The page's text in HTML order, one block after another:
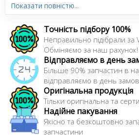
Trading.
Сайт: https://aftermarket.zf.com/ru/
Усі запчастини LEMFORDER →
Показати повністю...
Точність підбору 100%
Неправильно підібрали за
Обміняємо за наш рахунок!
Відправляємо в день
Більше 90% запчастин в
відправляємо в день
Оригінальна продукція
Тільки оригінальна та
Надійне пакування
Якісно та безкоштовно
запчастини